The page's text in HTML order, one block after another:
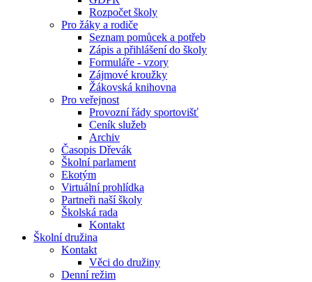
Rozpočet školy
Pro žáky a rodiče
Seznam pomůcek a potřeb
Zápis a přihlášení do školy
Formuláře - vzory
Zájmové kroužky
Žákovská knihovna
Pro veřejnost
Provozní řády sportovišť
Ceník služeb
Archiv
Časopis Dřevák
Školní parlament
Ekotým
Virtuální prohlídka
Partneři naší školy
Školská rada
Kontakt
Školní družina
Kontakt
Věci do družiny
Denní režim